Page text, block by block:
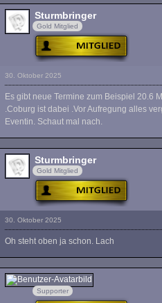
Sturmbringer
Gold Mitglied
30. Oktober 2025
Es gibt neue Termine zum Beispiel 20.6
.Coburg ist dabei .Vor Aufregung alles
Eventin. Schaut mal nach.
Sturmbringer
Gold Mitglied
30. Oktober 2025
Oh steht oben ja schon. Lach
hst.net
Supporter